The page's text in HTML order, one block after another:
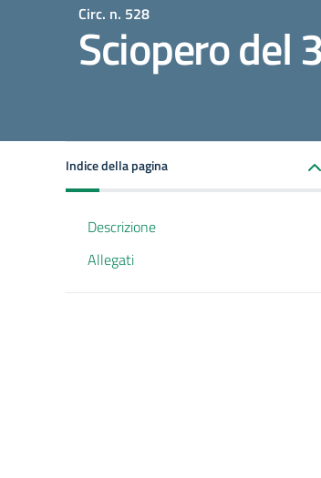
Circ. n. 528
Sciopero del
Indice della pagina
Descrizione
Allegati